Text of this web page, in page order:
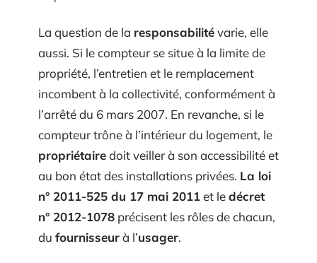
La question de la responsabilitévarie, elle
aussi. Si le compteur se situe à la limite de
propriété, l’entretien et le remplacement
incombent à la collectivité, conformément à
l’arrêté du 6 mars 2007. En revanche, si le
compteur trône à l’intérieur du logement, le
propriétairedoit veiller à son accessibilité et
au bon état des installations privées. La loi
n° 2011-525 du 17 mai 2011et ledécret
n° 2012-1078 précisent les rôles de chacun,
du fournisseurà l’usager.